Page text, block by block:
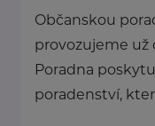
Občanskou
provozujeme už
Poradna
poradenství,